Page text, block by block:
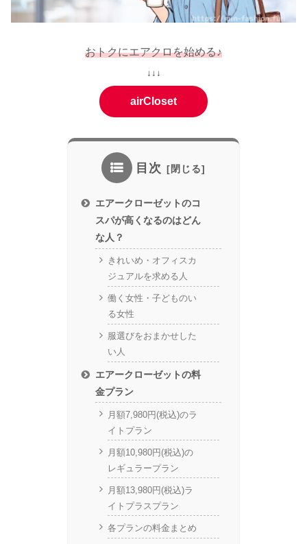
おトクにエアクロを始める♪
↓↓↓
airCloset
目次
エアークローゼットのコ
スパが高くなるのはどん
な人？
きれいめ・オフィスカ
ジュアルを求める人
働く女性・子どものい
る女性
服選びをおまかせした
い人
エアークローゼットの料
金プラン
月額7,980円(税込)のラ
イトプラン
月額10,980円(税込)の
レギュラープラン
月額13,980円(税込)ラ
イトプラスプラン
各プランの料金まとめ